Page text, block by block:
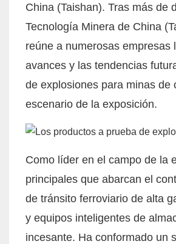
China (Taishan). Tras más de
Tecnología Minera de China
reúne a numerosas
avances y las tendencias
de explosionespara minas de
escenario de la exposición.
Como líder en el campo de la
principales que abarcan el
de tránsito ferroviario de alta
y equipos inteligentes de
incesante. Ha conformado un